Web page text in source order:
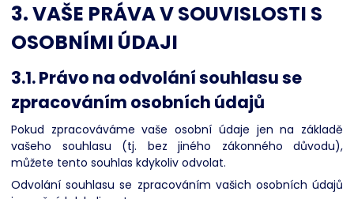
3. VAŠE PRÁVA V SOUVISLOSTI S
OSOBNÍMI ÚDAJI
3.1. Právo na odvolání souhlasu se
zpracováním osobních údajů
Pokud zpracováváme vaše osobní údaje jen na základě
vašeho souhlasu (tj. bez jiného zákonného důvodu),
můžete tento souhlas kdykoliv odvolat.
Odvolání souhlasu se zpracováním vašich osobních údajů